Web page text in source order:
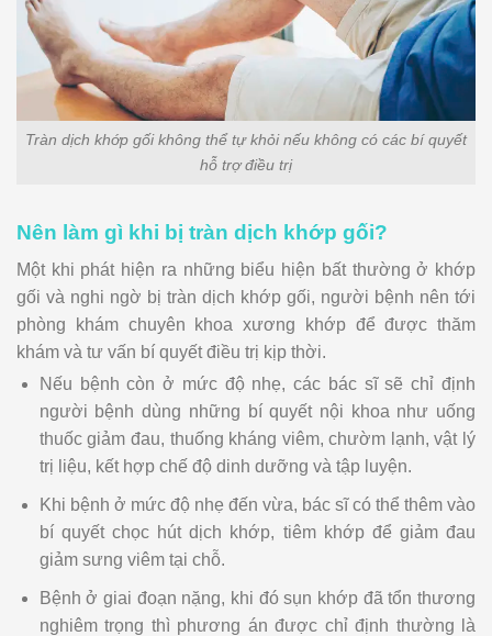
Tràn dịch khớp gối không thể tự khỏi nếu không có các bí quyết
hỗ trợ điều trị
Nên làm gì khi bị tràn dịch khớp gối?
Một khi phát hiện ra những biểu hiện bất thường ở khớp
gối và nghi ngờ bị tràn dịch khớp gối, người bệnh nên tới
phòng khám chuyên khoa xương khớp để được thăm
khám và tư vấn bí quyết điều trị kịp thời.
Nếu bệnh còn ở mức độ nhẹ, các bác sĩ sẽ chỉ định
người bệnh dùng những bí quyết nội khoa như uống
thuốc giảm đau, thuống kháng viêm, chườm lạnh, vật lý
trị liệu, kết hợp chế độ dinh dưỡng và tập luyện.
Khi bệnh ở mức độ nhẹ đến vừa, bác sĩ có thể thêm vào
bí quyết chọc hút dịch khớp, tiêm khớp để giảm đau
giảm sưng viêm tại chỗ.
Bệnh ở giai đoạn nặng, khi đó sụn khớp đã tổn thương
nghiêm trọng thì phương án được chỉ định thường là